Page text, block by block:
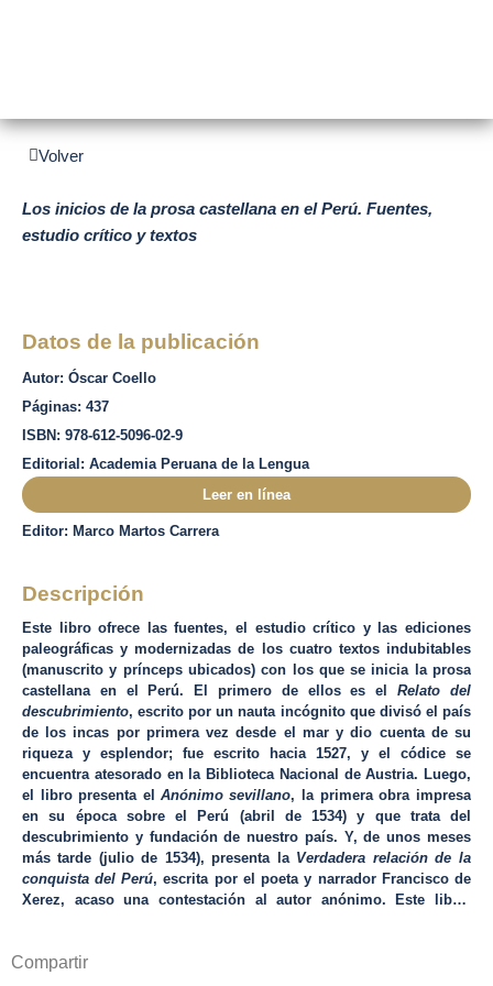
Volver
Los inicios de la prosa castellana en el Perú. Fuentes,
estudio crítico y textos
Datos de la publicación
Autor: Óscar Coello
Páginas: 437
ISBN: 978-612-5096-02-9
Editorial: Academia Peruana de la Lengua
Leer en línea
Editor: Marco Martos Carrera
Descripción
Este libro ofrece las fuentes, el estudio crítico y las ediciones
paleográficas y modernizadas de los cuatro textos indubitables
(manuscrito y prínceps ubicados) con los que se inicia la prosa
castellana en el Perú. El primero de ellos es el Relato del
descubrimiento, escrito por un nauta incógnito que divisó el país
de los incas por primera vez desde el mar y dio cuenta de su
riqueza y esplendor; fue escrito hacia 1527, y el códice se
encuentra atesorado en la Biblioteca Nacional de Austria. Luego,
el libro presenta el Anónimo sevillano, la primera obra impresa
en su época sobre el Perú (abril de 1534) y que trata del
descubrimiento y fundación de nuestro país. Y, de unos meses
más tarde (julio de 1534), presenta la Verdadera relación de la
conquista del Perú, escrita por el poeta y narrador Francisco de
Xerez, acaso una contestación al autor anónimo. Este libro,
describe la serranía y la costa del norte y centro del Perú, en un
Compartir